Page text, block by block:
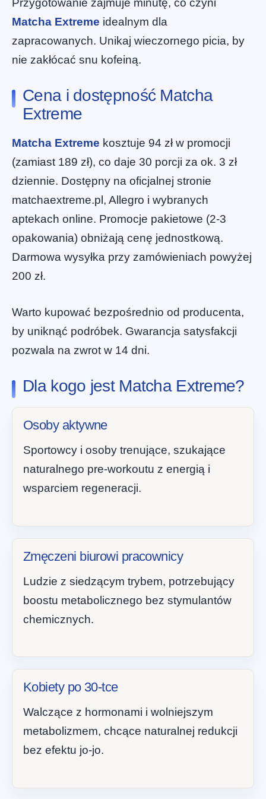
Przygotowanie zajmuje minutę, co czyni
Matcha Extreme idealnym dla
zapracowanych. Unikaj wieczornego picia, by
nie zakłócać snu kofeiną.
Cena i dostępność Matcha
Extreme
Matcha Extreme kosztuje 94 zł w promocji
(zamiast 189 zł), co daje 30 porcji za ok. 3 zł
dziennie. Dostępny na oficjalnej stronie
matchaextreme.pl, Allegro i wybranych
aptekach online. Promocje pakietowe (2-3
opakowania) obniżają cenę jednostkową.
Darmowa wysyłka przy zamówieniach powyżej
200 zł.
Warto kupować bezpośrednio od producenta,
by uniknąć podróbek. Gwarancja satysfakcji
pozwala na zwrot w 14 dni.
Dla kogo jest Matcha Extreme?
Osoby aktywne
Sportowcy i osoby trenujące, szukające
naturalnego pre-workoutu z energią i
wsparciem regeneracji.
Zmęczeni biurowi pracownicy
Ludzie z siedzącym trybem, potrzebujący
boostu metabolicznego bez stymulantów
chemicznych.
Kobiety po 30-tce
Walczące z hormonami i wolniejszym
metabolizmem, chcące naturalnej redukcji
bez efektu jo-jo.